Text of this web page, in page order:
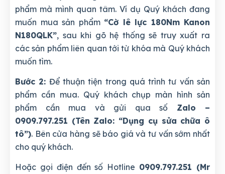
phẩm mà mình quan tâm. Ví dụ Quý khách đang
muốn mua sản phẩm “Cờ lê lực 180Nm Kanon
N180QLK”, sau khi gõ hệ thống sẽ truy xuất ra
các sản phẩm liên quan tới từ khóa mà Quý khách
muốn tìm.
Bước 2: Để thuận tiện trong quá trình tư vấn sản
phẩm cần mua. Quý khách chụp màn hình sản
phẩm cần mua và gửi qua số Zalo –
0909.797.251 (Tên Zalo: “Dụng cụ sửa chữa ô
tô”). Bên cửa hàng sẽ báo giá và tư vấn sớm nhất
cho quý khách.
Hoặc gọi điện đến số Hotline 0909.797.251 (Mr